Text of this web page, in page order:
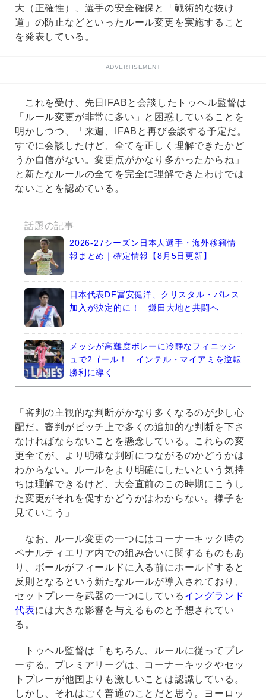
大（正確性）、選手の安全確保と「戦術的な抜け
道」の防止などといったルール変更を実施すること
を発表している。
ADVERTISEMENT
これを受け、先日IFABと会談したトゥヘル監督は
「ルール変更が非常に多い」と困惑していることを
明かしつつ、「来週、IFABと再び会談する予定だ。
すでに会談したけど、全てを正しく理解できたかど
うか自信がない。変更点がかなり多かったからね」
と新たなルールの全てを完全に理解できたわけでは
ないことを認めている。
話題の記事
2026-27シーズン日本人選手・海外移籍情
報まとめ｜確定情報【8月5日更新】
日本代表DF冨安健洋、クリスタル・パレス
加入が決定的に！ 鎌田大地と共闘へ
メッシが高難度ボレーに冷静なフィニッシ
ュで2ゴール！…インテル・マイアミを逆転
勝利に導く
「審判の主観的な判断がかなり多くなるのが少し心
配だ。審判がピッチ上で多くの追加的な判断を下さ
なければならないことを懸念している。これらの変
更全てが、より明確な判断につながるのかどうかは
わからない。ルールをより明確にしたいという気持
ちは理解できるけど、大会直前のこの時期にこうし
た変更がそれを促すかどうかはわからない。様子を
見ていこう」
なお、ルール変更の一つにはコーナーキック時の
ペナルティエリア内での組み合いに関するものもあ
り、ボールがフィールドに入る前にホールドすると
反則となるという新たなルールが導入されており、
セットプレーを武器の一つにしている イングランド
代表には大きな影響を与えるものと予想されてい
る。
トゥヘル監督は「もちろん、ルールに従ってプレ
ーする。プレミアリーグは、コーナーキックやセッ
トプレーが他国よりも激しいことは認識している。
しかし、それはごく普通のことだと思う。ヨーロッ